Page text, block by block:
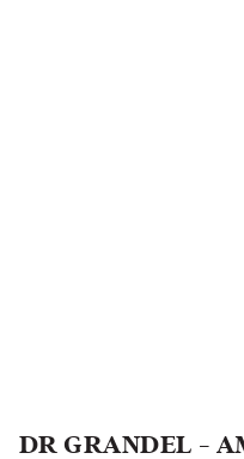
DR GRANDEL -